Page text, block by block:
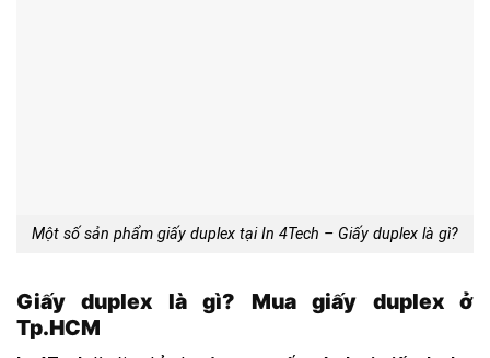
Một số sản phẩm giấy duplex tại In 4Tech – Giấy duplex là gì?
Giấy duplex là gì? Mua giấy duplex ở
Tp.HCM